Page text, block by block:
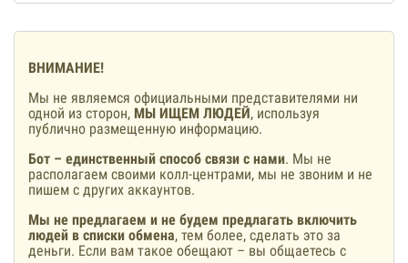
ВНИМАНИЕ!
Мы не являемся официальными представителями ни
одной из сторон, МЫ ИЩЕМ ЛЮДЕЙ, используя
публично размещенную информацию.
Бот – единственный способ связи с нами. Мы не
располагаем своими колл-центрами, мы не звоним и не
пишем с других аккаунтов.
Мы не предлагаем и не будем предлагать включить
людей в списки обмена, тем более, сделать это за
деньги. Если вам такое обещают – вы общаетесь с